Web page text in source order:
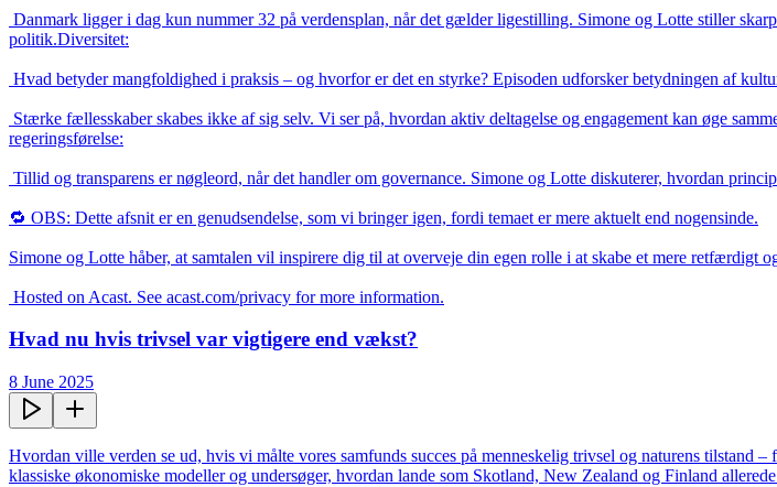
politik.Diversitet:
regeringsførelse:
🔁 OBS: Dette afsnit er en genudsendelse, som vi bringer igen, fordi temaet er mere aktuelt end nogensinde.
Simone og Lotte håber, at samtalen vil inspirere dig til at overveje din egen rolle i at skabe et mere retfærdigt
Hosted on Acast. See acast.com/privacy for more information.
Hvad nu hvis trivsel var vigtigere end vækst?
8 June 2025
Hvordan ville verden se ud, hvis vi målte vores samfunds succes på menneskelig trivsel og naturens
klassiske økonomiske modeller og undersøger, hvordan lande som Skotland, New Zealand og Finland